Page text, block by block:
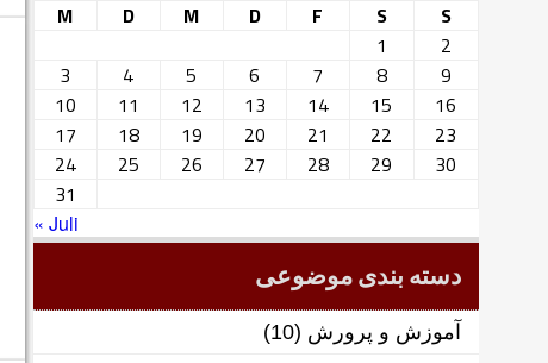
M
D M D F S
S
1
2
3
4 5 6 7 8
9
10
11 12 13 14 15
16
17
18 19 20 21 22
23
24
25 26 27 28 29
30
31
« Juli
دسته بندی موضوعی
آموزش و پرورش (10)